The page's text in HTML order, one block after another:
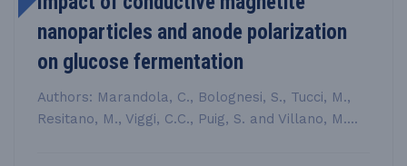
nanoparticles and anode polarization
on glucose fermentation
Authors: Marandola, C., Bolognesi, S., Tucci, M.,
Resitano, M., Viggi, C.C., Puig, S. and Villano, M....